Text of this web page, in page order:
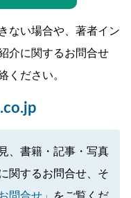
ない場合や、著者イン
介に関するお問合せ
ください。
、書籍・記事・写真
関するお問合せ、そ
問合せ」 をご覧くだ